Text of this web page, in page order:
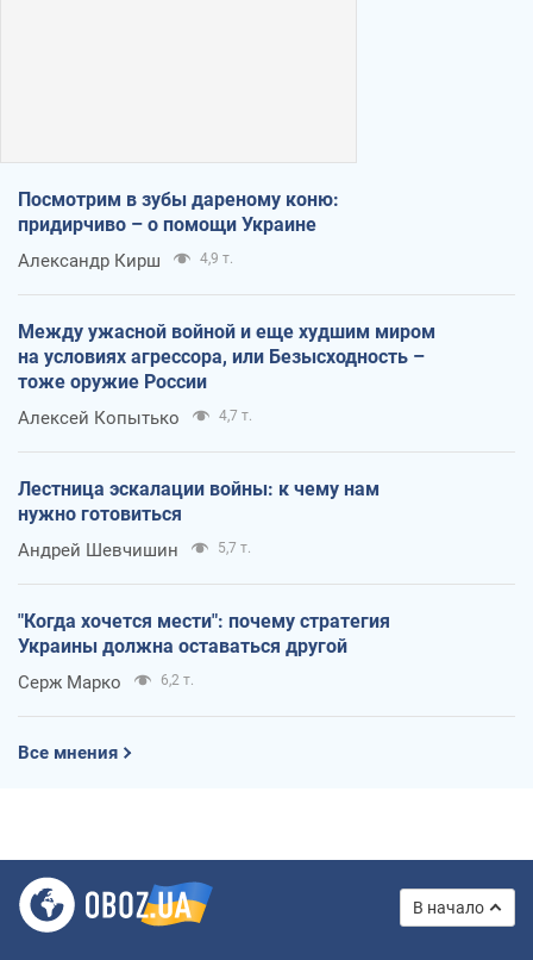
Посмотрим в зубы дареному коню:
придирчиво – о помощи Украине
Александр Кирш 4,9 т.
Между ужасной войной и еще худшим миром
на условиях агрессора, или Безысходность –
тоже оружие России
Алексей Копытько 4,7 т.
Лестница эскалации войны: к чему нам
нужно готовиться
Андрей Шевчишин 5,7 т.
"Когда хочется мести": почему стратегия
Украины должна оставаться другой
Серж Марко 6,2 т.
Все мнения
В начало